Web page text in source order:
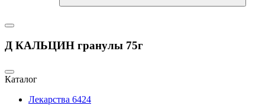
Д КАЛЬЦИН гранулы 75г
Каталог
Лекарства 6424